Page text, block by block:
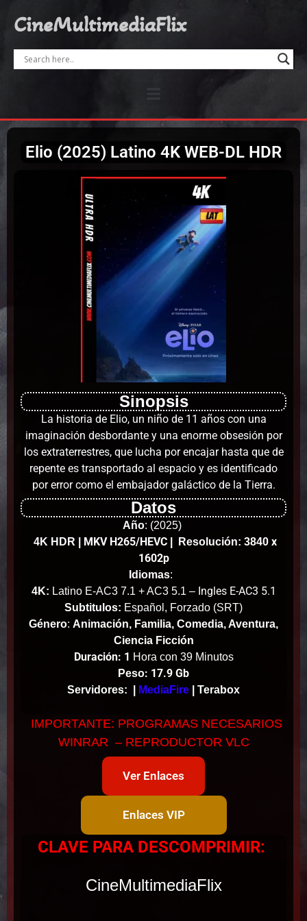
CineMultimediaFlix
Elio (2025) Latino 4K WEB-DL HDR
Sinopsis
La historia de Elio, un niño de 11 años con una
imaginación desbordante y una enorme obsesión por
los extraterrestres, que lucha por encajar hasta que de
repente es transportado al espacio y es identificado
por error como el embajador galáctico de la Tierra.
Datos
Año: (2025)
4K HDR
MKV H265/HEVC| Resolución: 3840x
1602p
Idiomas:
4K: Latino E-AC3 7.1 + AC3 5.1 –Ingles E-AC3 5.1
Subtitulos: Español, Forzado (SRT)
Género: Animación, Familia, Comedia, Aventura,
Ciencia Ficción
Duración: 1 Hora con 39 Minutos
Peso: 17.9 Gb
Servidores: MediaFire | Terabox
IMPORTANTE: PROGRAMAS NECESARIOS
WINRAR – REPRODUCTOR VLC
Ver Enlaces
Enlaces VIP
CLAVE PARA DESCOMPRIMIR:
CineMultimediaFlix